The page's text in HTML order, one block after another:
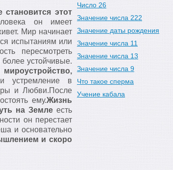
этот
он имеет
Мир начинает
испытаниям или
пересмотреть
устойчивые.
устремление в
и Любви.После
ему.Жизнь
на Земле есть
он перестает
и основательно
и скоро
Число 26
Значение числа 222
Значение даты рождения
Значение числа 11
Значение числа 13
Значение числа 9
Что такое сперма
Учение кабала